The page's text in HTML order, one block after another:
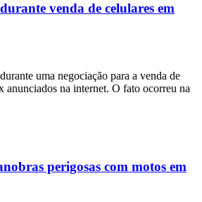
venda de celulares em
uma negociação para a venda de
anunciados na internet. O fato ocorreu na
perigosas com motos em